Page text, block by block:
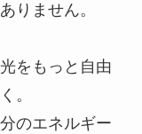
りません。
をもっと自由
。
のエネルギー